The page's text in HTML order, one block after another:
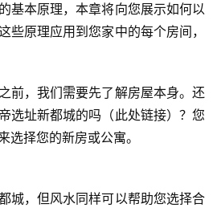
基本原理，本章将向您展示如何以
些原理应用到您家中的每个房间，
前，我们需要先了解房屋本身。还
选址新都城的吗（此处链接）？您
选择您的新房或公寓。
城，但风水同样可以帮助您选择合